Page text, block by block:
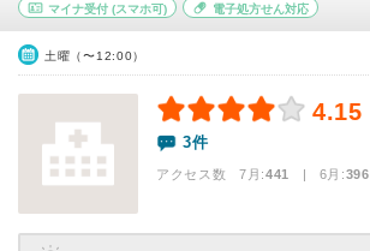
マイナ受付 (スマホ可) 電子処方せん対応
土曜（〜12:00）
4.15
3件
アクセス数 7月:441 | 6月:396